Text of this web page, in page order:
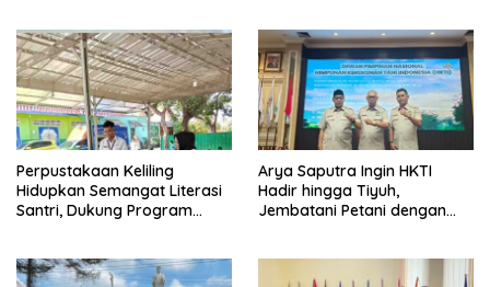
Perpustakaan Keliling
Hidupkan Semangat Literasi
Santri, Dukung Program
Arya Saputra Ingin HKTI
Hadir hingga Tiyuh,
Jembatani Petani dengan